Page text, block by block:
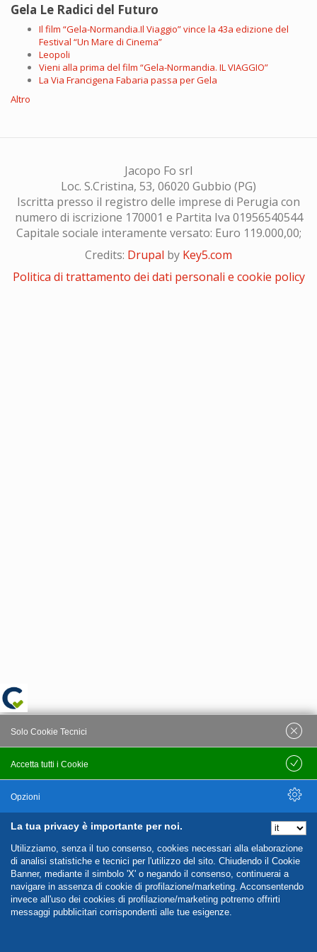
Gela Le Radici del Futuro
Il film “Gela-Normandia.Il Viaggio” vince la 43a edizione del
Festival “Un Mare di Cinema”
Leopoli
Vieni alla prima del film “Gela-Normandia. IL VIAGGIO”
La Via Francigena Fabaria passa per Gela
Altro
Jacopo Fo srl
Loc. S.Cristina, 53, 06020 Gubbio (PG)
Iscritta presso il registro delle imprese di Perugia con
numero di iscrizione 170001 e Partita Iva 01956540544
Capitale sociale interamente versato: Euro 119.000,00;
Credits: Drupal by Key5.com
Politica di trattamento dei dati personali e cookie policy
La tua privacy è importante per noi.
Utilizziamo, senza il tuo consenso, cookies necessari alla elaborazione
di analisi statistiche e tecnici per l'utilizzo del sito. Chiudendo il Cookie
Banner, mediante il simbolo 'X' o negando il consenso, continuerai a
navigare in assenza di cookie di profilazione/marketing. Acconsentendo
invece all'uso dei cookies di profilazione/marketing potremo offrirti
messaggi pubblicitari corrispondenti alle tue esigenze.
Accetta tutti i Cookie
Solo Cookie Tecnici
Salva
Opzioni
Nascondi Opzioni